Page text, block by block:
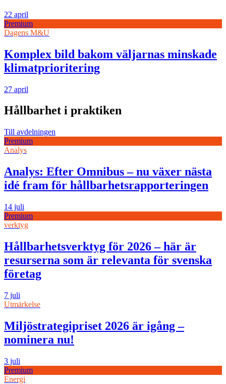
22 april
Premium
Dagens M&U
Komplex bild bakom väljarnas minskade
klimatprioritering
27 april
Hållbarhet i praktiken
Till avdelningen
Premium
Analys
Analys: Efter Omnibus – nu växer nästa
idé fram för hållbarhetsrapporteringen
14 juli
Premium
verktyg
Hållbarhetsverktyg för 2026 – här är
resurserna som är relevanta för svenska
företag
7 juli
Utmärkelse
Miljöstrategipriset 2026 är igång –
nominera nu!
3 juli
Premium
Energi